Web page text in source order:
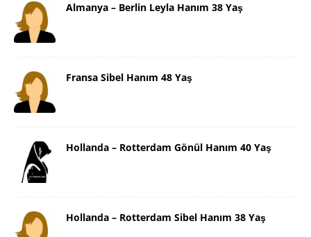
Almanya – Berlin Leyla Hanım 38 Yaş
Fransa Sibel Hanım 48 Yaş
Hollanda – Rotterdam Gönül Hanım 40 Yaş
Hollanda – Rotterdam Sibel Hanım 38 Yaş